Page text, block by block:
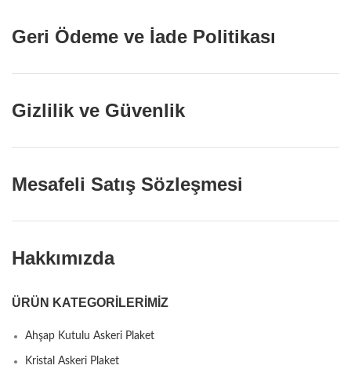
Geri Ödeme ve İade Politikası
Gizlilik ve Güvenlik
Mesafeli Satış Sözleşmesi
Hakkımızda
ÜRÜN KATEGORILERIMIZ
Ahşap Kutulu Askeri Plaket
Kristal Askeri Plaket